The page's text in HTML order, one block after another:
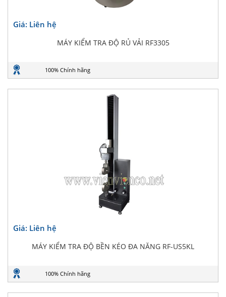
Giá: Liên hệ
MÁY KIỂM TRA ĐỘ RỦ VẢI RF3305
100% Chính hãng
Giá: Liên hệ
MÁY KIỂM TRA ĐỘ BỀN KÉO ĐA NĂNG RF-US5KL
100% Chính hãng